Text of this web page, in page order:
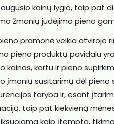
kainų lygio, taip pat
žmonių judėjimo pieno
pramonė veikia atviroje
pieno produktų pavidalu
kainas, kartu ir pieno
įmonių susitarimų dėl pieno
taryba ir, esant
taip pat kiekvieną
kaip įtempta,